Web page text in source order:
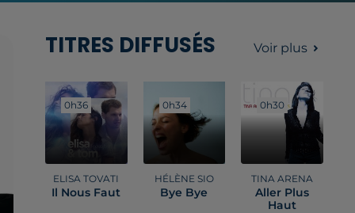
TITRES DIFFUSÉS Voir plus
0h36
0h36
ELISA TOVATI
Il Nous Faut
0h34
0h34
HÉLÈNE SIO
Bye Bye
0h30
0h30
TINA ARENA
Aller Plus
Haut